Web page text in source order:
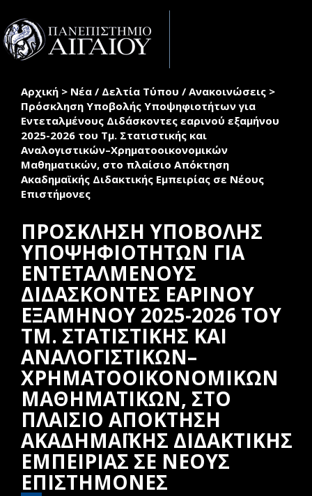
Παράκαμψη προς το κυρίως περιεχόμενο
Είστε εδώ
Αρχική > Νέα / Δελτία Τύπου / Ανακοινώσεις >
Πρόσκληση Υποβολής Υποψηφιοτήτων για
Εντεταλμένους Διδάσκοντες εαρινού εξαμήνου
2025-2026 του Τμ. Στατιστικής και
Αναλογιστικών–Χρηματοοικονομικών
Μαθηματικών, στο πλαίσιο Απόκτηση
Ακαδημαϊκής Διδακτικής Εμπειρίας σε Νέους
Επιστήμονες
ΠΡΟΣΚΛΗΣΗ ΥΠΟΒΟΛΗΣ
ΥΠΟΨΗΦΙΟΤΗΤΩΝ ΓΙΑ
ΕΝΤΕΤΑΛΜΕΝΟΥΣ
ΔΙΔΑΣΚΟΝΤΕΣ ΕΑΡΙΝΟΥ
ΕΞΑΜΗΝΟΥ 2025-2026 ΤΟΥ
ΤΜ. ΣΤΑΤΙΣΤΙΚΗΣ ΚΑΙ
ΑΝΑΛΟΓΙΣΤΙΚΩΝ–
ΧΡΗΜΑΤΟΟΙΚΟΝΟΜΙΚΩΝ
ΜΑΘΗΜΑΤΙΚΩΝ, ΣΤΟ
ΠΛΑΙΣΙΟ ΑΠΟΚΤΗΣΗ
ΑΚΑΔΗΜΑΪΚΗΣ ΔΙΔΑΚΤΙΚΗΣ
ΕΜΠΕΙΡΙΑΣ ΣΕ ΝΕΟΥΣ
ΕΠΙΣΤΗΜΟΝΕΣ